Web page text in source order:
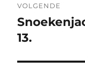
VOLGENDE
Volgend
bericht:
13.